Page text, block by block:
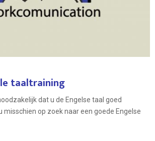
taaltraining
dat u de Engelse taal goed
misschien op zoek naar een goede Engelse